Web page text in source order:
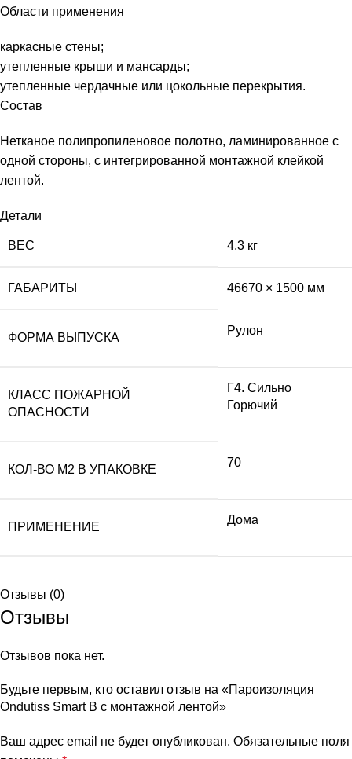
Области применения
каркасные стены;
утепленные крыши и мансарды;
утепленные чердачные или цокольные перекрытия.
Состав
Нетканое полипропиленовое полотно, ламинированное с
одной стороны, с интегрированной монтажной клейкой
лентой.
Детали
ВЕС 4,3 кг
ГАБАРИТЫ 46670 × 1500 мм
ФОРМА ВЫПУСКА
Рулон
КЛАСС ПОЖАРНОЙ
ОПАСНОСТИ
Г4. Сильно
Горючий
КОЛ-ВО М2 В УПАКОВКЕ
70
ПРИМЕНЕНИЕ
Дома
Отзывы (0)
Отзывы
Отзывов пока нет.
Будьте первым, кто оставил отзыв на «Пароизоляция
Ondutiss Smart B с монтажной лентой»
Ваш адрес email не будет опубликован. Обязательные поля